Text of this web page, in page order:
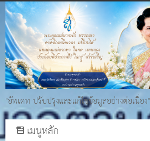
"อัพเดท ปรับปรุงและแก้ไขข้อมูลอย่างต่อเนื่อง"
เมนูหลัก